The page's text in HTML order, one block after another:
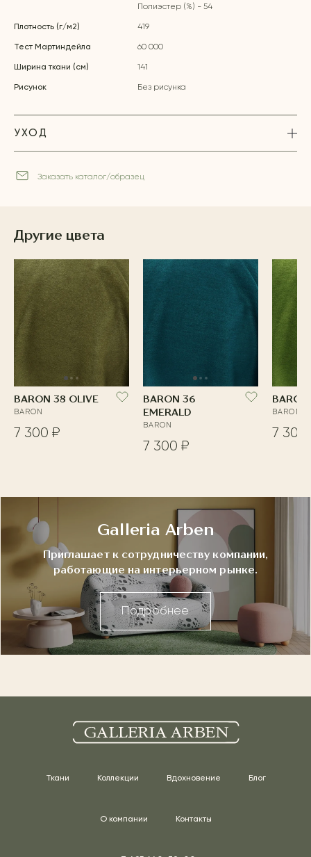
Полиэстер (%) - 54
Плотность (г/м2) 419
Тест Мартиндейла 60 000
Ширина ткани (см) 141
Рисунок Без рисунка
УХОД
Заказать каталог/образец
Другие цвета
BARON 38 OLIVE
BARON
7 300 ₽
BARON 36
EMERALD
BARON
7 300 ₽
BARON
7 300
Galleria Arben
Приглашает к сотрудничеству компании,
работающие на интерьерном рынке.
Подробнее
Ткани Коллекции Вдохновение Блог
О компании Контакты